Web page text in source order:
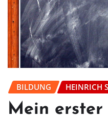
BILDUNG HEINRICH
Mein erster